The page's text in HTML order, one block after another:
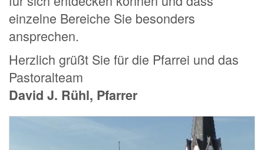
einzelne Bereiche Sie besonders
ansprechen.
Herzlich grüßt Sie für die Pfarrei und das
Pastoralteam
David J. Rühl, Pfarrer